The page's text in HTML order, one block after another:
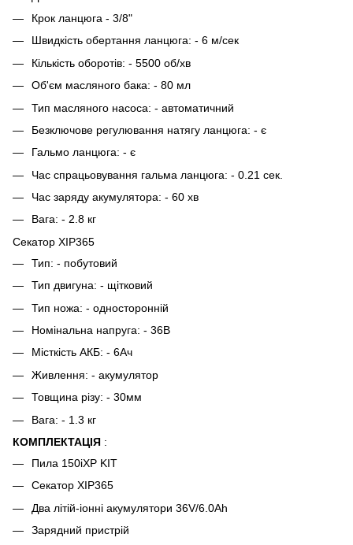
Крок ланцюга - 3/8"
Швидкість обертання ланцюга: - 6 м/сек
Кількість оборотів: - 5500 об/хв
Об'єм масляного бака: - 80 мл
Тип масляного насоса: - автоматичний
Безключове регулювання натягу ланцюга: - є
Гальмо ланцюга: - є
Час спрацьовування гальма ланцюга: - 0.21 сек.
Час заряду акумулятора: - 60 хв
Вага: - 2.8 кг
Секатор XIP365
Тип: - побутовий
Тип двигуна: - щітковий
Тип ножа: - односторонній
Номінальна напруга: - 36В
Місткість АКБ: - 6Ач
Живлення: - акумулятор
Товщина різу: - 30мм
Вага: - 1.3 кг
КОМПЛЕКТАЦІЯ :
Пила 150iXP KIT
Секатор XIP365
Два літій-іонні акумулятори 36V/6.0Ah
Зарядний пристрій